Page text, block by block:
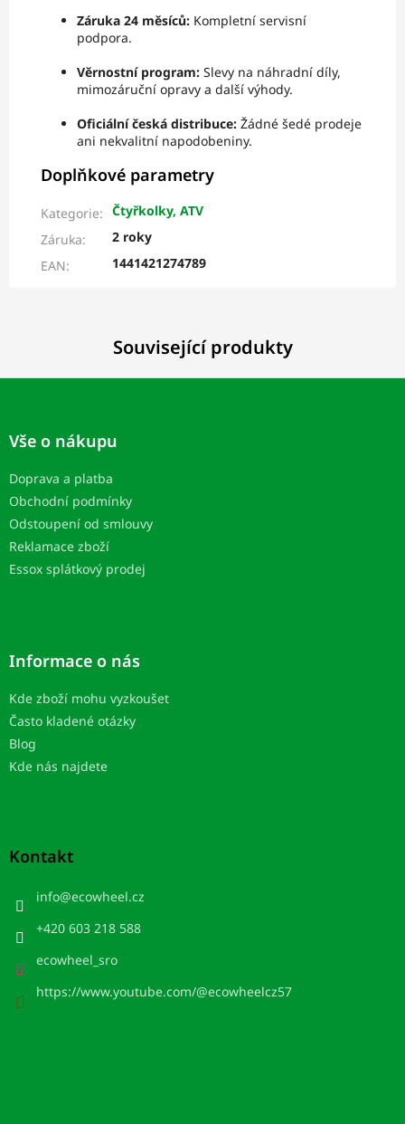
Související produkty
Záruka 24 měsíců: Kompletní servisní
podpora.
Věrnostní program: Slevy na náhradní díly,
mimozáruční opravy a další výhody.
Oficiální česká distribuce: Žádné šedé prodeje
ani nekvalitní napodobeniny.
Doplňkové parametry
Kategorie: Čtyřkolky, ATV
Záruka:
2 roky
EAN: 1441421274789
Z
Vše o nákupu
Doprava a platba
Obchodní podmínky
Odstoupení od smlouvy
Reklamace zboží
Essox splátkový prodej
Informace o nás
Kde zboží mohu vyzkoušet
Často kladené otázky
Blog
Kde nás najdete
Kontakt
info@ecowheel.cz
+420 603 218 588
ecowheel_sro
https://www.youtube.com/@ecowheelcz57